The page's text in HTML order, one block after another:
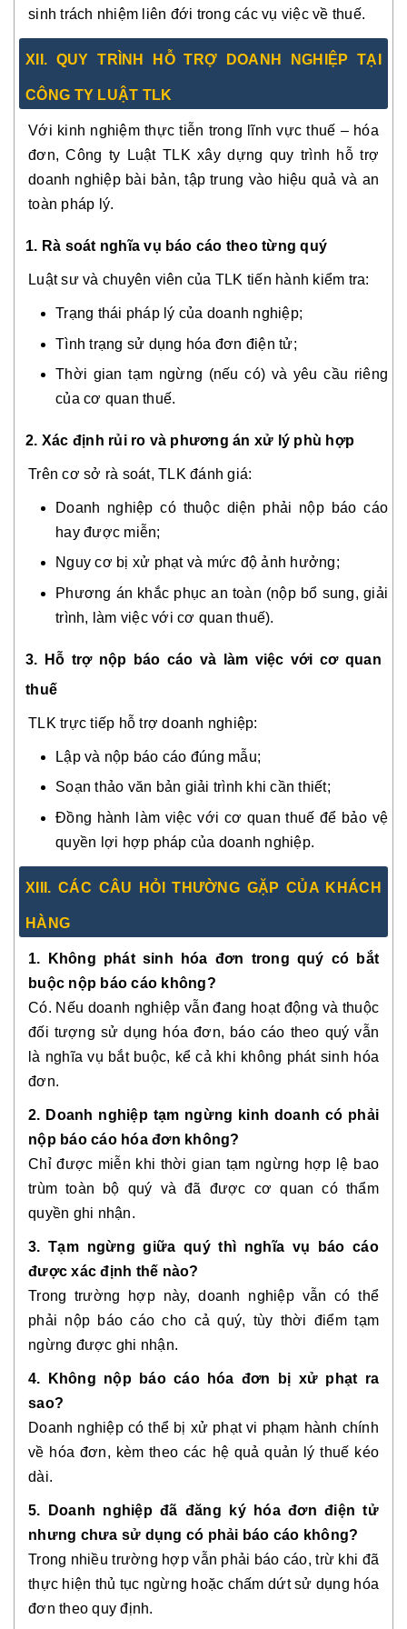
sinh trách nhiệm liên đới trong các vụ việc về thuế.
XII. QUY TRÌNH HỖ TRỢ DOANH NGHIỆP TẠI
CÔNG TY LUẬT TLK
Với kinh nghiệm thực tiễn trong lĩnh vực thuế – hóa
đơn,Công ty Luật TLK xây dựng quy trình hỗ trợ
doanh nghiệp bài bản, tập trung vào hiệu quả và an
toàn pháp lý.
1. Rà soát nghĩa vụ báo cáo theo từng quý
Luật sư và chuyên viên của TLK tiến hành kiểm tra:
Trạng thái pháp lý của doanh nghiệp;
Tình trạng sử dụng hóa đơn điện tử;
Thời gian tạm ngừng (nếu có) và yêu cầu riêng
của cơ quan thuế.
2. Xác định rủi ro và phương án xử lý phù hợp
Trên cơ sở rà soát, TLK đánh giá:
Doanh nghiệp có thuộc diện phải nộp báo cáo
hay được miễn;
Nguy cơ bị xử phạt và mức độ ảnh hưởng;
Phương án khắc phục an toàn (nộp bổ sung, giải
trình, làm việc với cơ quan thuế).
3. Hỗ trợ nộp báo cáo và làm việc với cơ quan
thuế
TLK trực tiếp hỗ trợ doanh nghiệp:
Lập và nộp báo cáo đúng mẫu;
Soạn thảo văn bản giải trình khi cần thiết;
Đồng hành làm việc với cơ quan thuế để bảo vệ
quyền lợi hợp pháp của doanh nghiệp.
XIII. CÁC CÂU HỎI THƯỜNG GẶP CỦA KHÁCH
HÀNG
1. Không phát sinh hóa đơn trong quý có bắt
buộc nộp báo cáo không?
Có. Nếu doanh nghiệp vẫn đang hoạt động và thuộc
đối tượng sử dụng hóa đơn, báo cáo theo quý vẫn
là nghĩa vụ bắt buộc, kể cả khi không phát sinh hóa
đơn.
2. Doanh nghiệp tạm ngừng kinh doanh có phải
nộp báo cáo hóa đơn không?
Chỉ được miễn khi thời gian tạm ngừng hợp lệ bao
trùm toàn bộ quý và đã được cơ quan có thẩm
quyền ghi nhận.
3. Tạm ngừng giữa quý thì nghĩa vụ báo cáo
được xác định thế nào?
Trong trường hợp này, doanh nghiệp vẫn có thể
phải nộp báo cáo cho cả quý, tùy thời điểm tạm
ngừng được ghi nhận.
4. Không nộp báo cáo hóa đơn bị xử phạt ra
sao?
Doanh nghiệp có thể bị xử phạt vi phạm hành chính
về hóa đơn, kèm theo các hệ quả quản lý thuế kéo
dài.
5. Doanh nghiệp đã đăng ký hóa đơn điện tử
nhưng chưa sử dụng có phải báo cáo không?
Trong nhiều trường hợp vẫn phải báo cáo, trừ khi đã
thực hiện thủ tục ngừng hoặc chấm dứt sử dụng hóa
đơn theo quy định.